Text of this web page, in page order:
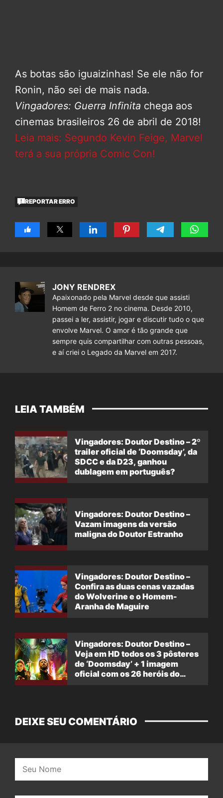
As botas são iguaizinhas! Se ele não for
Ronin, não sei de mais nada.
Vingadores: Guerra Infinita chega aos
cinemas brasileiros 26 de abril de 2018!
Leia mais: Segundo Kevin Feige, Marvel
terá a sua própria Comic Con!
REPORTAR ERRO
JONY RENDREX
Apaixonado pela Marvel desde que assisti
Homem de Ferro 2 no cinema. Desde 2010,
passei a ler, assistir, jogar e discutir tudo o que
envolve Marvel. O amor é tão grande que
sempre quis compartilhar com outras pessoas,
e aí criei o Legado da Marvel em 2017.
LEIA TAMBÉM
Vingadores: Doutor Destino – 2º
trailer oficial de ‘Doomsday’, da
SDCC e da D23, ganhou
dublagem em português?
Vingadores: Doutor Destino –
Vazam imagens da versão
maligna do Doutor Estranho
Vingadores: Doutor Destino –
Confira as duas cenas vazadas
do Wolverine e o Homem-
Aranha de Maguire
Vingadores: Doutor Destino –
Veja em HD todos os 3 pôsteres
de ‘Doomsday’ + 1 imagem
oficial com os 26 heróis do
DEIXE SEU COMENTÁRIO